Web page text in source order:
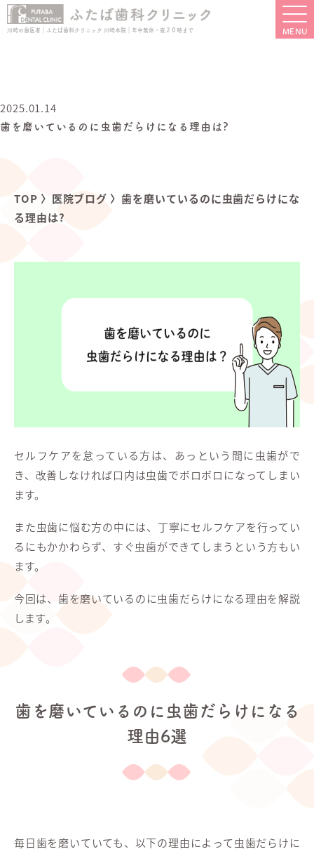
川崎の歯医者｜ふたば歯科クリニック 川崎本院｜年中無休・夜２０時まで
2025.01.14
歯を磨いているのに虫歯だらけになる理由は?
TOP 〉 医院ブログ 〉歯を磨いているのに虫歯だらけにな
る理由は?
セルフケアを怠っている方は、あっという間に虫歯がで
き、改善しなければ口内は虫歯でボロボロになってしまい
ます。
また虫歯に悩む方の中には、丁寧にセルフケアを行ってい
るにもかかわらず、すぐ虫歯ができてしまうという方もい
ます。
今回は、歯を磨いているのに虫歯だらけになる理由を解説
します。
歯を磨いているのに虫歯だらけになる
理由6選
毎日歯を磨いていても、以下の理由によって虫歯だらけに